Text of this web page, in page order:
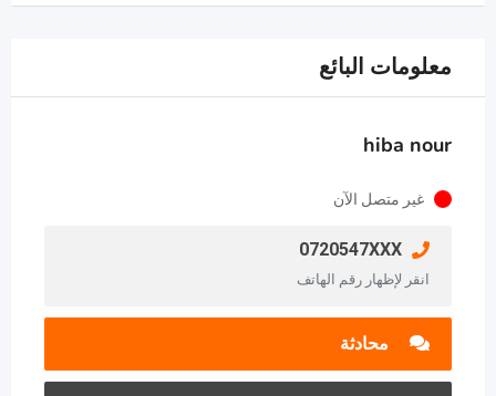
معلومات البائع
hiba nour
غير متصل الآن
0720547XXX
انقر لإظهار رقم الهاتف
محادثة